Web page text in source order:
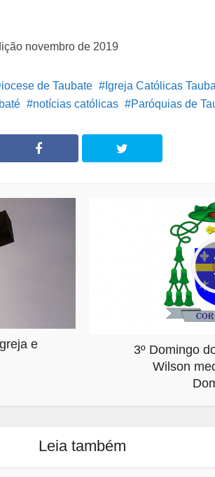
novembro de 2019
de Taubate Igreja Católicas
notícias católicas Paróquias de
e
3º Domingo
Wilson
Leia também